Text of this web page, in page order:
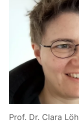
Prof. Dr. Clara Löh